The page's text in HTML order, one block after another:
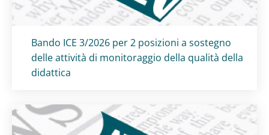
Titolo card:
Bando ICE 3/2026 per 2 posizioni a sostegno
delle attività di monitoraggio della qualità della
didattica